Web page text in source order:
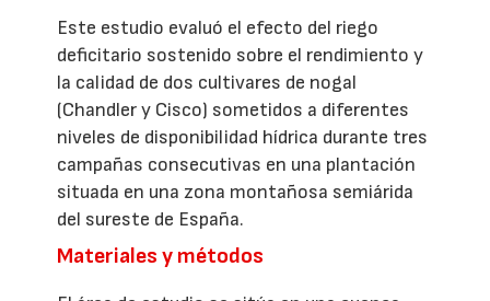
Este estudio evaluó el efecto del riego
deficitario sostenido sobre el rendimiento y
la calidad de dos cultivares de nogal
(Chandler y Cisco) sometidos a diferentes
niveles de disponibilidad hídrica durante tres
campañas consecutivas en una plantación
situada en una zona montañosa semiárida
del sureste de España.
Materiales y métodos